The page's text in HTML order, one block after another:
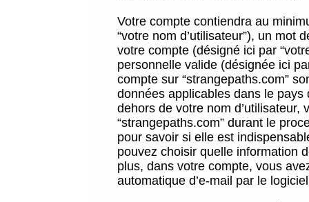
Votre compte contiendra au
“votre nom d’utilisateur”), un mot
votre compte (désigné ici par
personnelle valide (désignée ici
compte sur “strangepaths.com”
données applicables dans le
dehors de votre nom
“strangepaths.com” durant le
pour savoir si elle est
pouvez choisir quelle information
plus, dans votre compte, vous
automatique d’e-mail par le